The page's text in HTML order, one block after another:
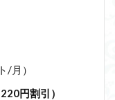
/月）
円割引）